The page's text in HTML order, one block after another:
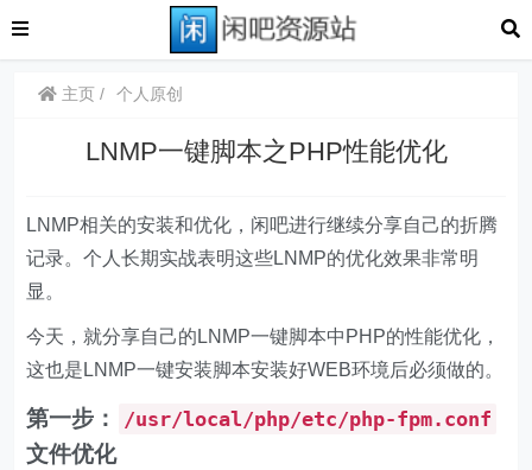
主页 个人原创
LNMP一键脚本之PHP性能优化
LNMP相关的安装和优化，闲吧进行继续分享自己的折腾
记录。个人长期实战表明这些LNMP的优化效果非常明
显。
今天，就分享自己的LNMP一键脚本中PHP的性能优化，
这也是LNMP一键安装脚本安装好WEB环境后必须做的。
第一步： /usr/local/php/etc/php-fpm.conf
文件优化